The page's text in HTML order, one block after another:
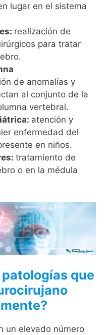
lugar en el sistema
realización de
para tratar
de anomalías y
al conjunto de la
vertebral.
atención y
enfermedad del
en niños.
tratamiento de
o en la médula
que
un elevado número